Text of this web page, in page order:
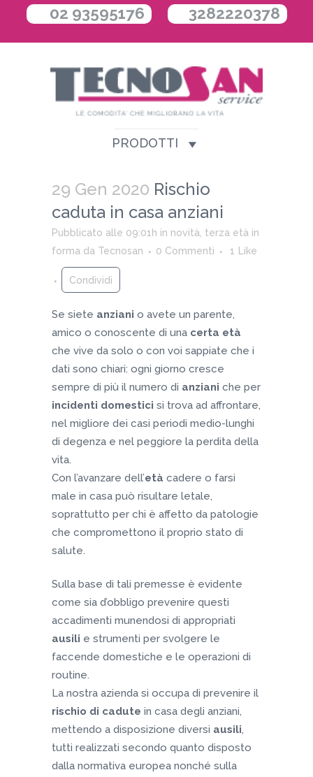
02 93595176 3282220378
PRODOTTI
29 Gen 2020 Rischio
caduta in casa anziani
Pubblicato alle 09:01h in novità terza età in
forma da Tecnosan 0 Commenti 1 Like
Condividi
Se siete anziani o avete un parente,
amico o conoscente di una certa età
che vive da solo o con voi sappiate che i
dati sono chiari: ogni giorno cresce
sempre di più il numero di anziani che per
incidenti domestici si trova ad affrontare,
nel migliore dei casi periodi medio-lunghi
di degenza e nel peggiore la perdita della
vita.
Con l’avanzare dell’età cadere o farsi
male in casa può risultare letale,
soprattutto per chi è affetto da patologie
che compromettono il proprio stato di
salute.
Sulla base di tali premesse è evidente
come sia d’obbligo prevenire questi
accadimenti munendosi di appropriati
ausili e strumenti per svolgere le
faccende domestiche e le operazioni di
routine.
La nostra azienda si occupa di prevenire il
rischio di cadute in casa degli anziani,
mettendo a disposizione diversi ausili,
tutti realizzati secondo quanto disposto
dalla normativa europea nonché sulla